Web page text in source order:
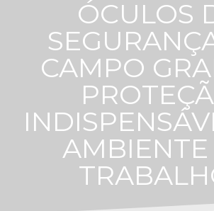
ÓCULOS
CAMPO
AMBIENTE